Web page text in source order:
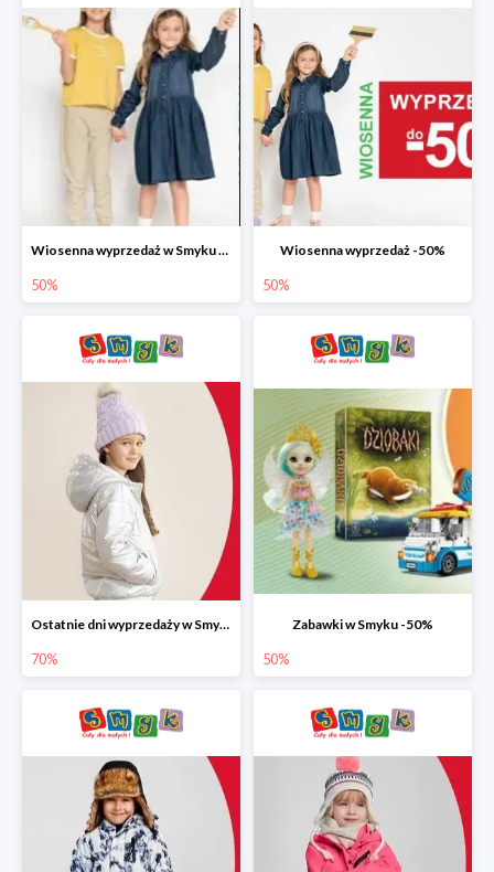
Wiosenna wyprzedaż w Smyku do -50%
50%
Wiosenna wyprzedaż -50%
50%
Ostatnie dni wyprzedaży w Smyku do -70%
70%
Zabawki w Smyku -50%
50%